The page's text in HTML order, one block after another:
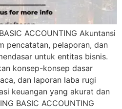
ACCOUNTING Akuntansi
pencatatan, pelaporan, dan
untuk entitas bisnis.
konsep-konsep dasar
dan laporan laba rugi
keuangan yang akurat dan
BASIC ACCOUNTING